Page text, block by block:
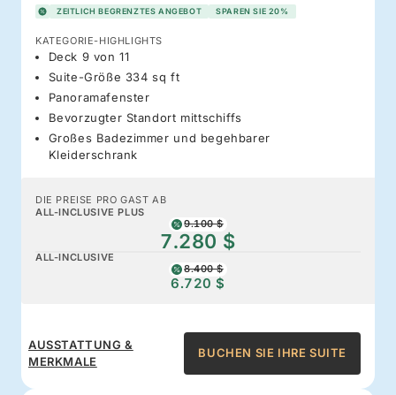
ZEITLICH BEGRENZTES ANGEBOT SPAREN SIE 20%
KATEGORIE-HIGHLIGHTS
Deck 9 von 11
Suite-Größe 334 sq ft
Panoramafenster
Bevorzugter Standort mittschiffs
Großes Badezimmer und begehbarer
Kleiderschrank
DIE PREISE PRO GAST AB
ALL-INCLUSIVE PLUS
9.100 $
7.280 $
ALL-INCLUSIVE
8.400 $
6.720 $
AUSSTATTUNG &
MERKMALE
BUCHEN SIE IHRE SUITE